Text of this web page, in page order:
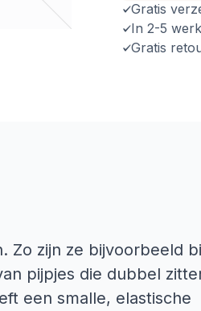
Gratis
In 2-5
Gratis
Zo zijn ze bijvoorbeeld
pijpjes die dubbel
een smalle, elastische